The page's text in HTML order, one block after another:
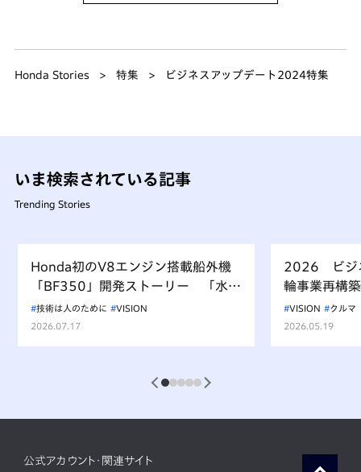
Honda Stories 特集 ビジネスアップデート2024特集
いま検索されている記事
Trending Stories
Honda初のV8エンジン搭載船外機
「BF350」開発ストーリー 「水上
を走るもの、水を汚すべからず」を
受け継ぐ挑戦
技術は人のために
VISION
2026.07.17
2026 ビジ
輪事業再構
VISION
クルマ
2026.05.19
1 2 3 4 5
公式アカウント・関連サイト